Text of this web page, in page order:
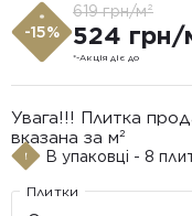
*
-15%
619 грн/м²
524 грн/
*-Акція діє до
Увага!!! Плитка
вказана за м²
В упаковці - 8
Плитки